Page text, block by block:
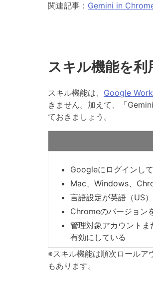
関連記事： Gemini in
スキル機能を利
スキル機能は、 Google
きません。加えて、「
ておきましょう。
Googleにログインし
Mac、Windows、
言語設定が英語（US
Chromeのバージョン
管理対象アカウント
有効にしている
※スキル機能は順次ロールア
もあります。